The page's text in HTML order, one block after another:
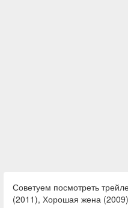
Советуем посмотреть
(2011), Хорошая жена